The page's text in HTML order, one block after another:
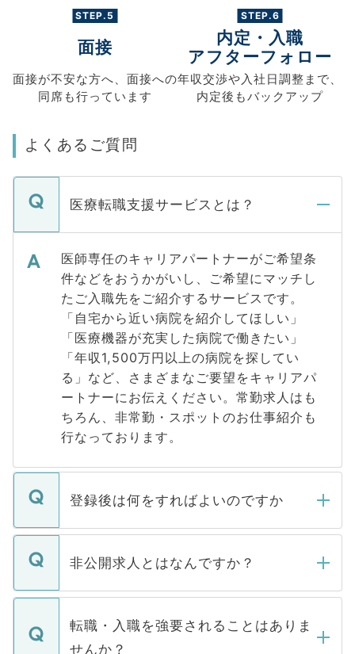
STEP.5
面接
面接が不安な方へ、 面接への
同席も行っています
STEP.6
内定・入職
アフターフォロー
年収交渉や入社日調整まで、
内定後もバックアップ
よくあるご質問
医療転職支援サービスとは？
医師専任のキャリアパートナーがご希望条
件などをおうかがいし、ご希望にマッチし
たご入職先をご紹介するサービスです。
「自宅から近い病院を紹介してほしい」
「医療機器が充実した病院で働きたい」
「年収1,500万円以上の病院を探してい
る」など、さまざまなご要望をキャリアパ
ートナーにお伝えください。常勤求人はも
ちろん、非常勤・スポットのお仕事紹介も
行なっております。
登録後は何をすればよいのですか
ご登録いただきましたら、弊社担当者がご
登録内容を確認し、その後メールもしくは
ます。通常、5営業日以内にはご連絡をせて
いただきますので、しばらくお待ちくださ
非公開求人とはなんですか？
マイナビDOCTORで取り扱っている求人の
うち約3割は、Webサイトからご覧いただ
けない「非公開求人」です。非公開求人は
転職・入職を強要されることはありま
せんか？